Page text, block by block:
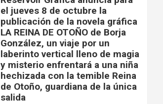
el jueves 8 de octubre la
publicación de la novela gráfica
LA REINA DE OTOÑO de Borja
González, un viaje por un
laberinto vertical lleno de magia
y misterio enfrentará a una niña
hechizada con la temible Reina
de Otoño, guardiana de la única
salida